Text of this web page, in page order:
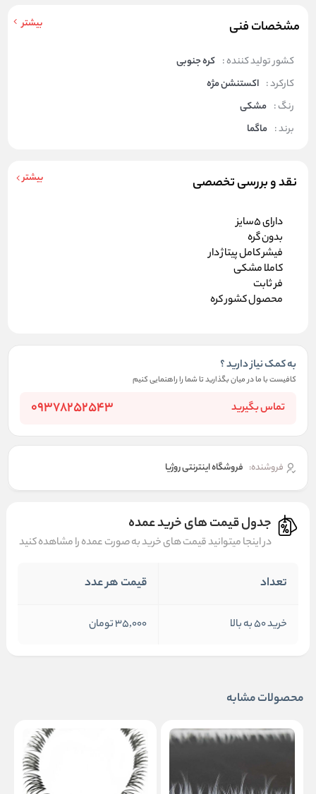
مشخصات فنی بیشتر
کشور تولید کننده : کره جنوبی
کارکرد : اکستنشن مژه
رنگ : مشکی
برند : ماگما
نقد و بررسی تخصصی بیشتر
دارای 5سایز
بدون گره
فیشر کامل پیتاژ دار
کاملا مشکی
فر ثابت
محصول کشور کره
به کمک نیاز دارید ؟
کافیست با ما در میان بگذارید تا شما را راهنمایی کنیم
تماس بگیرید 09378252543
فروشنده: فروشگاه اینترنتی روژیا
جدول قیمت های خرید عمده
در اینجا میتوانید قیمت های خرید به صورت عمده را مشاهده کنید
تعداد قیمت هر عدد
خرید 50 به بالا 35,000 تومان
محصولات مشابه